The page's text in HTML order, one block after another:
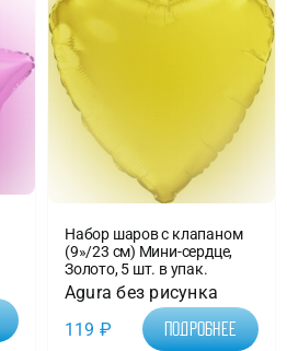
Набор шаров с клапаном
(9»/23 см) Мини-сердце,
Золото, 5 шт. в упак.
Agura без рисунка
119 ₽ Подробнее